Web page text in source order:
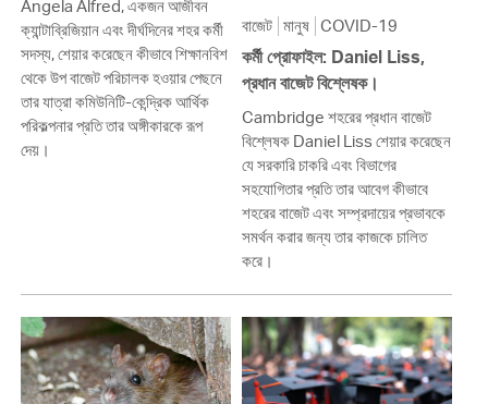
Angela Alfred, একজন আজীবন
ক্যান্টাব্রিজিয়ান এবং দীর্ঘদিনের শহর কর্মী
সদস্য, শেয়ার করেছেন কীভাবে শিক্ষানবিশ
থেকে উপ বাজেট পরিচালক হওয়ার পেছনে
তার যাত্রা কমিউনিটি-কেন্দ্রিক আর্থিক
পরিকল্পনার প্রতি তার অঙ্গীকারকে রূপ
দেয়।
বাজেট মানুষ COVID-19
কর্মী প্রোফাইল: Daniel Liss,
প্রধান বাজেট বিশ্লেষক।
Cambridge শহরের প্রধান বাজেট
বিশ্লেষক Daniel Liss শেয়ার করেছেন
যে সরকারি চাকরি এবং বিভাগের
সহযোগিতার প্রতি তার আবেগ কীভাবে
শহরের বাজেট এবং সম্প্রদায়ের প্রভাবকে
সমর্থন করার জন্য তার কাজকে চালিত
করে।